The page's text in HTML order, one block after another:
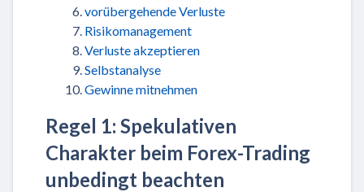
vorübergehende Verluste
Risikomanagement
Verluste akzeptieren
Selbstanalyse
Gewinne mitnehmen
Regel 1: Spekulativen
Charakter beim Forex-Trading
unbedingt beachten